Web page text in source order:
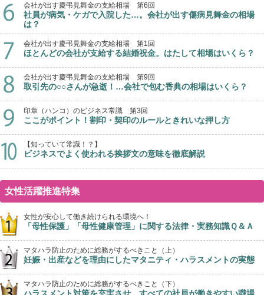
会社が出す慶弔見舞金の支給相場 第6回
社員が病気・ケガで入院した…。会社が出す傷病見舞金の相場
は？
会社が出す慶弔見舞金の支給相場 第1回
ほとんどの会社が支給する結婚祝金。はたして相場はいくら？
会社が出す慶弔見舞金の支給相場 第9回
取引先の○○さんが急逝！…会社で包む香典の相場はいくら？
印章（ハンコ）のビジネス常識 第3回
ここがポイント！割印・契印のルールときれいな押し方
【知っていて常識！？】
ビジネスでよく使われる挨拶文の意味を徹底解説
女性活躍推進特集
女性が安心して働き続けられる環境へ！
「母性保護」「母性健康管理」に関する法律・実務知識Ｑ＆Ａ
マタハラ防止のために総務がするべきこと（上）
妊娠・出産などを理由にしたマタニティ・ハラスメントの実態
マタハラ防止のために総務がするべきこと（下）